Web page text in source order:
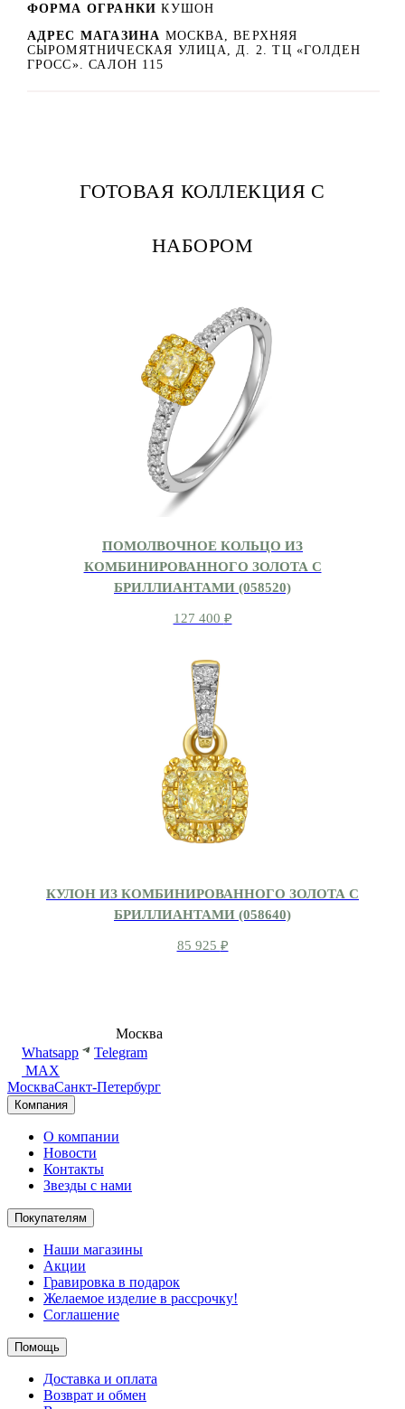
ФОРМА ОГРАНКИ КУШОН
АДРЕС МАГАЗИНА МОСКВА, ВЕРХНЯЯ
СЫРОМЯТНИЧЕСКАЯ УЛИЦА, Д. 2. ТЦ «ГОЛДЕН
ГРОСС». САЛОН 115
ГОТОВАЯ КОЛЛЕКЦИЯ С
НАБОРОМ
ПОМОЛВОЧНОЕ КОЛЬЦО ИЗ
КОМБИНИРОВАННОГО ЗОЛОТА С
БРИЛЛИАНТАМИ (058520)
127 400 ₽
КУЛОН ИЗ КОМБИНИРОВАННОГО ЗОЛОТА С
БРИЛЛИАНТАМИ (058640)
85 925 ₽
Москва
Whatsapp
Telegram
MAX
МоскваСанкт-Петербург
Компания
О компании
Новости
Контакты
Звезды с нами
Покупателям
Наши магазины
Акции
Гравировка в подарок
Желаемое изделие в рассрочку!
Соглашение
Помощь
Доставка и оплата
Возврат и обмен